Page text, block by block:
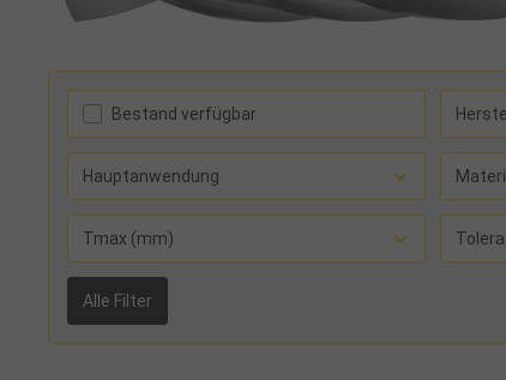
Bestand verfügbar
Hauptanwendung
Tmax (mm)
Alle Filter